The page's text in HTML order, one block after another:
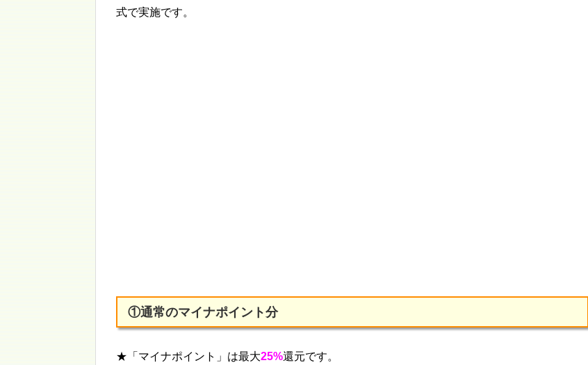
式で実施です。
①通常のマイナポイント分
★「マイナポイント」は最大25%還元です。